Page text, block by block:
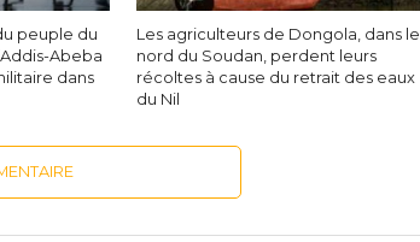
peuple du
Abeba
dans
Les agriculteurs de Dongola, dans le
nord du Soudan, perdent leurs
récoltes à cause du retrait des eaux
du Nil